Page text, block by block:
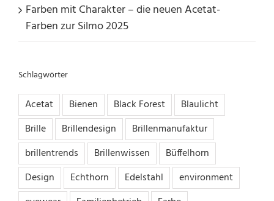
Farben mit Charakter – die neuen Acetat-
Farben zur Silmo 2025
Schlagwörter
Acetat Bienen Black Forest
Blaulicht
Brille
Brillendesign
Brillenmanufaktur
brillentrends
Brillenwissen
Büffelhorn
Design
Echthorn Edelstahl
environment